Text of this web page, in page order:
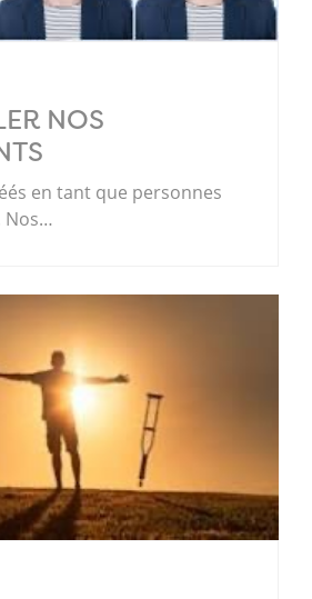
NOS
en tant que personnes
Nos…